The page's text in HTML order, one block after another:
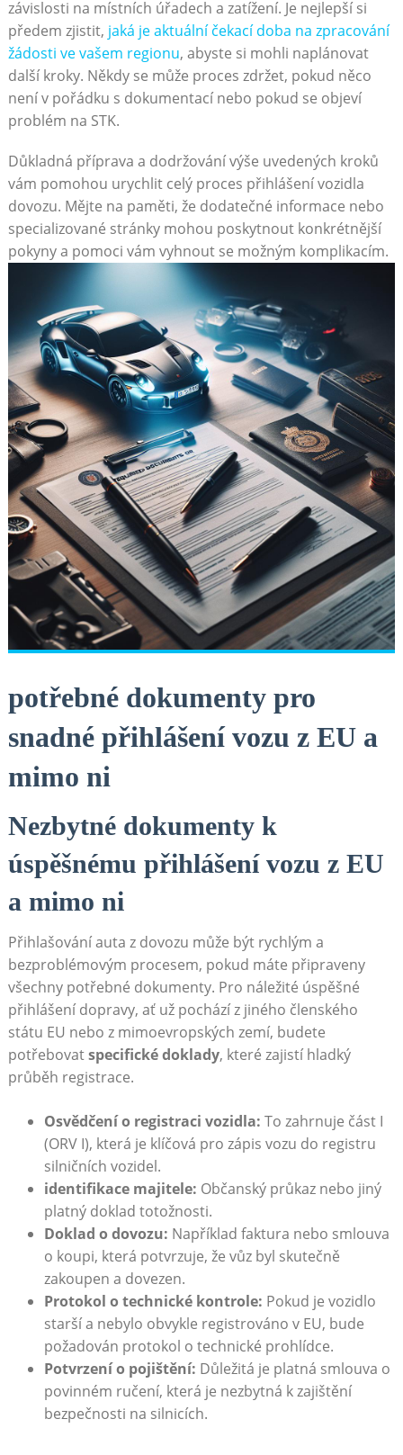
závislosti na místních úřadech a zatížení. Je nejlepší si
předem zjistit, jaká je aktuální čekací doba na zpracování
žádosti ve vašem regionu, abyste si mohli naplánovat
další kroky. Někdy se může proces zdržet, pokud něco
není v pořádku s dokumentací nebo pokud se objeví
problém na STK.
Důkladná příprava a dodržování výše uvedených kroků
vám pomohou urychlit celý proces přihlášení vozidla
dovozu. Mějte na paměti, že dodatečné informace nebo
specializované stránky mohou poskytnout konkrétnější
pokyny a pomoci vám vyhnout se možným komplikacím.
potřebné dokumenty pro
snadné přihlášení vozu z EU a
mimo ni
Nezbytné dokumenty k
úspěšnému přihlášení vozu z EU
a mimo ni
Přihlašování auta z dovozu může být rychlým a
bezproblémovým procesem, pokud máte připraveny
všechny potřebné dokumenty. Pro náležité úspěšné
přihlášení dopravy, ať už pochází z jiného členského
státu EU nebo z mimoevropských zemí, budete
potřebovatspecifické doklady, které zajistí hladký
průběh registrace.
Osvědčení o registraci vozidla: To zahrnuje část I
(ORV I), která je klíčová pro zápis vozu do registru
silničních vozidel.
identifikace majitele: Občanský průkaz nebo jiný
platný doklad totožnosti.
Doklad o dovozu: Například faktura nebo smlouva
o koupi, která potvrzuje, že vůz byl skutečně
zakoupen a dovezen.
Protokol o technické kontrole: Pokud je vozidlo
starší a nebylo obvykle registrováno v EU, bude
požadován protokol o technické prohlídce.
Potvrzení o pojištění: Důležitá je platná smlouva o
povinném ručení, která je nezbytná k zajištění
bezpečnosti na silnicích.